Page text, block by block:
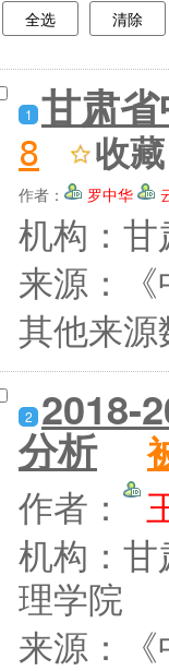
全选 清除
1 甘肃
8 收藏
作者： 罗中华
机构：
来源：
其他来
2 2018-
分析
作者：
机构：
理学院
来源：